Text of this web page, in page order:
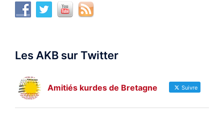
Les AKB sur Twitter
Amitiés kurdes de Bretagne Suivre